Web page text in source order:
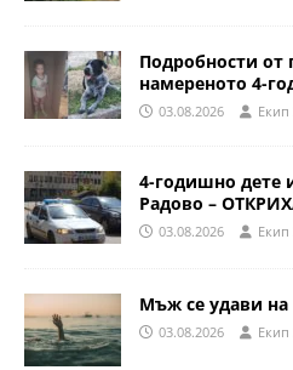
Подробности от
намереното 4-
03.08.2026
4-годишно дете
Радово –
03.08.2026
Мъж се удави
03.08.2026